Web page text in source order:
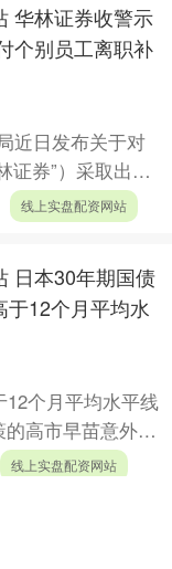
华林证券收警示
个别员工离职补
近日发布关于对
证券”）采取出具
站，华林证券存
线上实盘配资网站
日本30年期国债
于12个月平均水
个月平均水平线
高市早苗意外当
标售的投标倍
线上实盘配资网站